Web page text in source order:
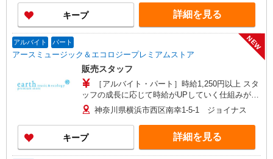
月給22万2,100円〜35万円 固定残業手当含む（1ヶ
月あたり20時間）※超過時は追加支給 首都圏エリ
ア：30,800円 大阪：29,500円 京都、兵庫、愛知、
考慮 ※試用期間3ヶ月も同条件（首都圏：店長候
補は月給27万円〜）
道、宮城（仙台）、愛知、岐阜、大阪、兵庫、京
都、和歌山、岡山、広島、愛媛、福岡、長崎、宮
崎、熊本などの各店舗で募集しています。
LUMINE2店／ルミネ池袋店／ルミネ横浜／ルミネ
大宮店／ルミネ有楽町店 ルミネ立川店／ルミネ町
田店／池袋PARCO店／東京スカイツリータウン・
ソラマチ店 イクスピアリ店／イオンレイクタウン
店／ジョイナス店／テラスモール湘南店 タカシマ
ヤ ゲートタワーモール店／イオンモール各務原イ
寺MIO店／阪神梅田本店／京都ポルタ店／阪急西
宮ガーデンズ店 ルクアイーレ大阪店／岡山一番街
店／ミナモア広島店／博多阪急店／天神ソラリア
キープ 詳細を見る
アルバイト パート
アースミュージック＆エコロジープレミアムストア
NEW
販売スタッフ
［アルバイト・パート］時給1,250円以上 スタ
ッフの成長に応じて時給がUPしていく仕組みがあ
ります。また、希望するスタッフがいれば、制度
を活用して正社員になっていただく道もありま
す。週30時間以上勤務される方にはきちんと社会
保険にも加入していただきます！
神奈川県横浜市西区南幸1-5-1 ジョイナス
キープ 詳細を見る